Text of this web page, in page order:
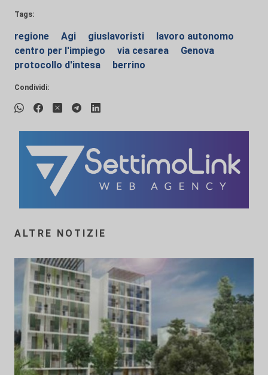
Tags:
regione Agi giuslavoristi
lavoro autonomo
centro per l'impiego
via cesarea
Genova
protocollo d'intesa
berrino
Condividi:
ALTRE NOTIZIE